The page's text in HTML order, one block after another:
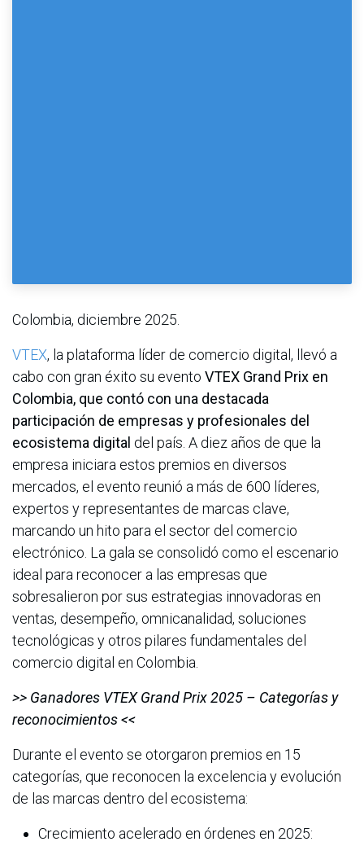
Colombia, diciembre 2025.
VTEX, la plataforma líder de comercio digital, llevó a
cabo con gran éxito su evento VTEX Grand Prix en
Colombia, que contó con una destacada
participación de empresas y profesionales del
ecosistema digital del país. A diez años de que la
empresa iniciara estos premios en diversos
mercados, el evento reunió a más de 600 líderes,
expertos y representantes de marcas clave,
marcando un hito para el sector del comercio
electrónico. La gala se consolidó como el escenario
ideal para reconocer a las empresas que
sobresalieron por sus estrategias innovadoras en
ventas, desempeño, omnicanalidad, soluciones
tecnológicas y otros pilares fundamentales del
comercio digital en Colombia.
>> Ganadores VTEX Grand Prix 2025 – Categorías y
reconocimientos <<
Durante el evento se otorgaron premios en 15
categorías, que reconocen la excelencia y evolución
de las marcas dentro del ecosistema:
Crecimiento acelerado en órdenes en 2025: